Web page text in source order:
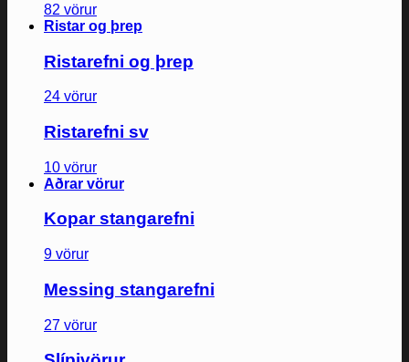
82 vörur
Ristar og þrep
Ristarefni og þrep
24 vörur
Ristarefni sv
10 vörur
Aðrar vörur
Kopar stangarefni
9 vörur
Messing stangarefni
27 vörur